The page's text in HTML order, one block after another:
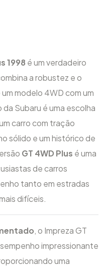
1998 é um verdadeiro
a robustez e o
modelo 4WD com um
Subaru é uma escolha
carro com tração
sólido e um histórico de
GT 4WD Plus é uma
de carros
tanto em estradas
difíceis.
, o Impreza GT
impressionante
uma